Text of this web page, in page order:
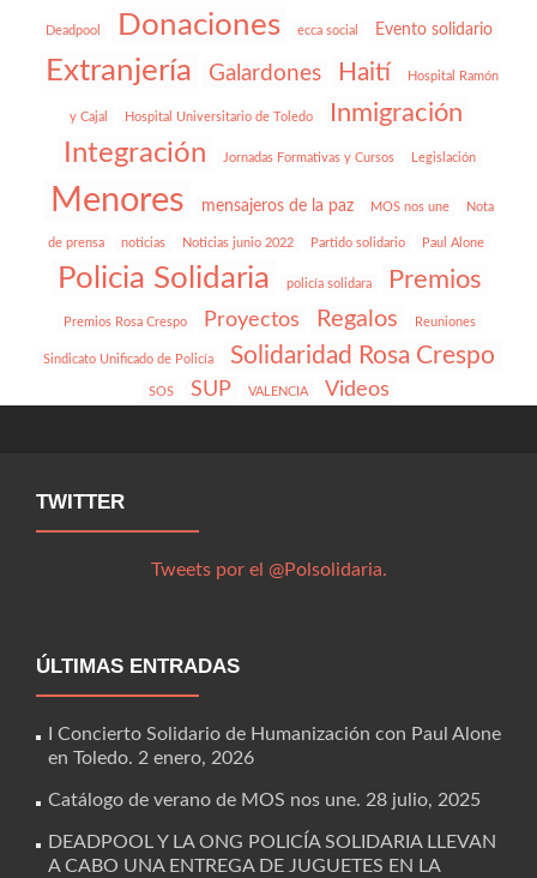
Deadpool Donaciones ecca social Evento solidario
Extranjería Galardones Haití Hospital Ramón
y Cajal Hospital Universitario de Toledo Inmigración
Integración Jornadas Formativas y Cursos Legislación
Menores mensajeros de la paz MOS nos une Nota
de prensa noticias Noticias junio 2022 Partido solidario Paul Alone
Policia Solidaria policía solidara Premios
Premios Rosa Crespo Proyectos Regalos Reuniones
Sindicato Unificado de Policía Solidaridad Rosa Crespo
SOS SUP VALENCIA Videos
TWITTER
Tweets por el @Polsolidaria.
ÚLTIMAS ENTRADAS
I Concierto Solidario de Humanización con Paul Alone
en Toledo. 2 enero, 2026
Catálogo de verano de MOS nos une. 28 julio, 2025
DEADPOOL Y LA ONG POLICÍA SOLIDARIA LLEVAN
A CABO UNA ENTREGA DE JUGUETES EN LA